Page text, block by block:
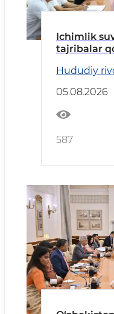
Ichimlik
tajribalar
Hududiy
05.08.2026
587